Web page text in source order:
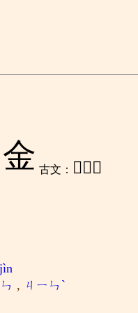
金 古文： 𨤾、𨥄
jìn
, ㄐㄧㄣˋ